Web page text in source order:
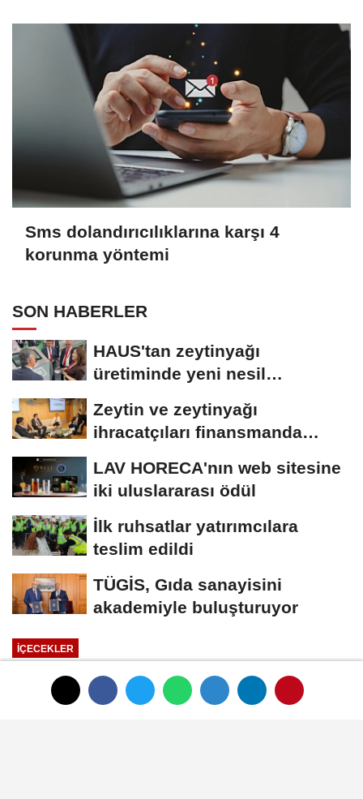
Sms dolandırıcılıklarına karşı 4
korunma yöntemi
SON HABERLER
HAUS'tan zeytinyağı
üretiminde yeni nesil
Zeytin ve zeytinyağı
ihracatçıları finansmanda
LAV HORECA'nın web sitesine
iki uluslararası ödül
İlk ruhsatlar yatırımcılara
teslim edildi
TÜGİS, Gıda sanayisini
akademiyle buluşturuyor
İÇECEKLER
Danone Su Türkiye ve Orta